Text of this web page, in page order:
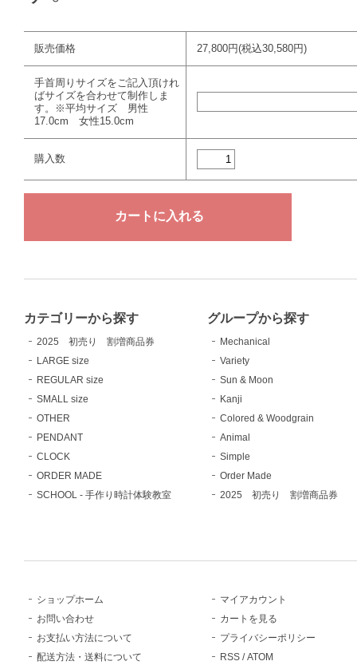
販売価格 27,800円(税込30,580円)
手首周りサイズをご記入頂けれ
ばサイズを合わせて制作しま
す。※平均サイズ 男性
17.0cm 女性15.0cm
購入数
カテゴリーから探す
2025 初売り 割増商品券
LARGE size
REGULAR size
SMALL size
OTHER
PENDANT
CLOCK
ORDER MADE
SCHOOL - 手作り時計体験教室
グループから探す
Mechanical
Variety
Sun & Moon
Kanji
Colored & Woodgrain
Animal
Simple
Order Made
2025 初売り 割増商品券
ショップホーム
お問い合わせ
お支払い方法について
配送方法・送料について
マイアカウント
カートを見る
プライバシーポリシー
RSS /ATOM